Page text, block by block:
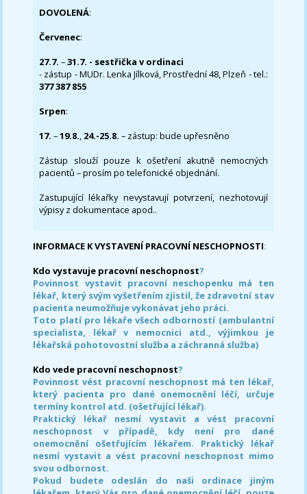
DOVOLENÁ:
Červenec:
27.7.–31.7. - sestřička v ordinaci
- zástup - MUDr. Lenka Jílková, Prostřední 48, Plzeň - tel.:
377 387 855
Srpen:
17. –19.8., 24.-25.8. – zástup: bude upřesněno
Zástup slouží pouze k ošetření akutně nemocných
pacientů – prosím po telefonické objednání.
Zastupující lékařky nevystavují potvrzení, nezhotovují
výpisy z dokumentace apod..
INFORMACE K VYSTAVENÍ PRACOVNÍ NESCHOPNOSTI:
Kdo vystavuje pracovní neschopnost?
Povinnost vystavit pracovní neschopenku má ten
lékař, který svým vyšetřením zjistil, že zdravotní stav
pacienta neumožňuje vykonávat jeho práci.
Toto platí pro lékaře všech odborností (ambulantní
specialista, lékař v nemocnici atd., výjimkou je
lékařská pohotovostní služba a záchranná služba)
Kdo vede pracovní neschopnost?
Povinnost vést pracovní neschopnost má ten lékař,
který pacienta pro dané onemocnění léčí, určuje
termíny kontrol atd. (ošetřující lékař).
Praktický lékař nesmí vystavit a vést pracovní
neschopnost v případě, kdy není pro dané
onemocnění ošetřujícím lékařem. Praktický lékař
nesmí vystavit a vést pracovní neschopnost mimo
svou odbornost.
Pokud budete odeslán do naši ordinace jiným